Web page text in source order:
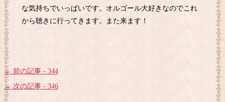
な気持ちでいっぱいです。オルゴール大好きなのでこれ
から聴きに行ってきます。また来ます！
← 前の記事 - 344
→ 次の記事 - 346